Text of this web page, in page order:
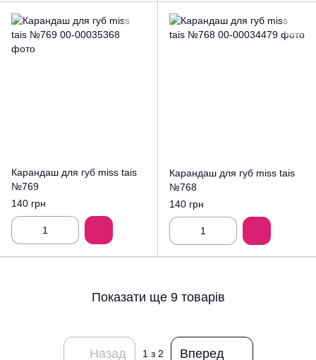
Карандаш для губ miss tais
№769
140 грн
Карандаш для губ miss tais
№768
140 грн
Показати ще 9 товарів
Назад 1з 2 Вперед